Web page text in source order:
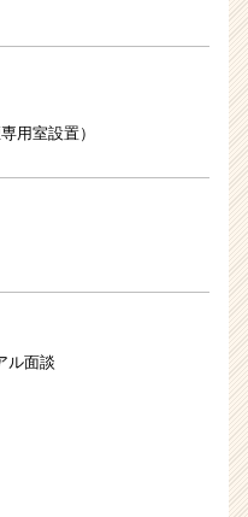
用室設置）
ル面談